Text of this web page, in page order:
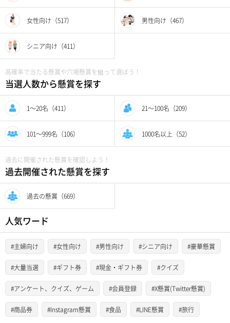
女性向け（517） 男性向け（467）
シニア向け（411）
高確率で当たる懸賞や穴場懸賞を狙って選ぼう！
当選人数から懸賞を探す
1〜20名（411） 21〜100名（209）
101〜999名（106） 1000名以上（52）
過去に開催された懸賞を確認しよう！
過去開催された懸賞を探す
過去の懸賞（669）
人気ワード
#主婦向け #女性向け #男性向け #シニア向け #豪華懸賞
#大量当選 #ギフト券 #現金・ギフト券 #クイズ
#アンケート、クイズ、ゲーム #会員登録 #X懸賞(Twitter懸賞)
#商品券 #Instagram懸賞 #食品 #LINE懸賞 #旅行